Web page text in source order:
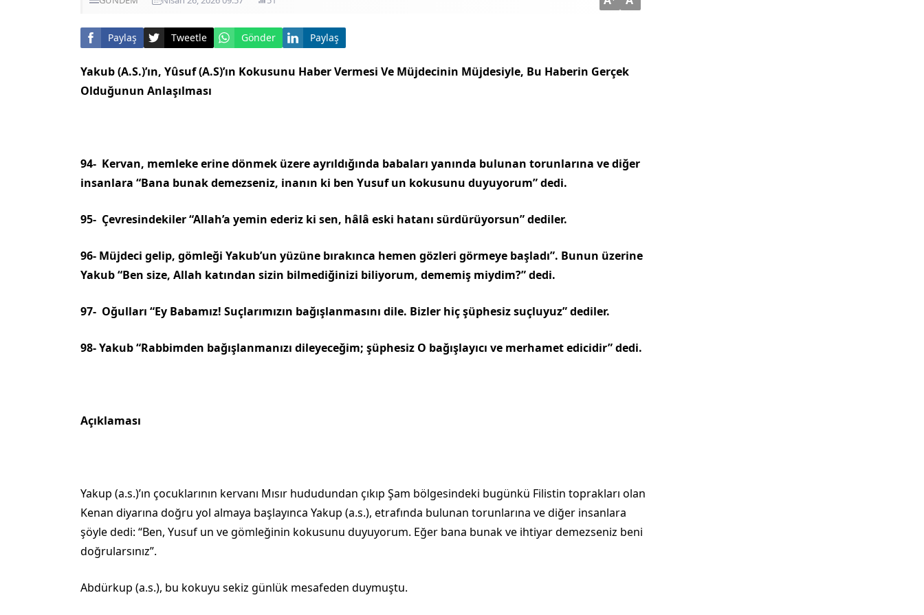
Paylaş Tweetle Gönder Paylaş
Yakub (A.S.)’ın, Yûsuf (A.S)’ın Kokusunu Haber Vermesi Ve Müjdecinin Müjdesiyle, Bu Haberin Gerçek
Olduğunun Anlaşılması
94- Kervan, memleke erine dönmek üzere ayrıldığında babaları yanında bu­lunan torunlarına ve diğer
insanlara “Bana bunak demezseniz, inanın ki ben Yusuf un kokusunu duyuyorum” dedi.
95- Çevresindekiler “Allah’a yemin ede­riz ki sen, hâlâ eski hatanı sürdürüyor­sun” dediler.
96- Müjdeci gelip, gömleği Yakub’un yü­züne bırakınca hemen gözleri görmeye başladı”. Bunun üzerine
Yakub “Ben si­ze, Allah katından sizin bilmediğinizi biliyorum, dememiş miydim?” dedi.
97- Oğulları “Ey Babamız! Suçlarımızın bağışlanmasını dile. Bizler hiç şüphesiz suçluyuz” dediler.
98- Yakub “Rabbimden bağışlanmanızı dileyeceğim; şüphesiz O bağışlayıcı ve merhamet edicidir” dedi.
Açıklaması
Yakup (a.s.)’ın çocuklarının kervanı Mısır hududundan çıkıp Şam bölge­sindeki bugünkü Filistin toprakları olan
Kenan diyarına doğru yol almaya baş­layınca Yakup (a.s.), etrafında bulunan torunlarına ve diğer insanlara
şöyle de­di: “Ben, Yusuf un ve gömleğinin kokusunu duyuyorum. Eğer bana bunak ve ihtiyar demezseniz beni
doğrularsınız”.
Abdürkup (a.s.), bu kokuyu sekiz günlük mesafeden duymuştu.